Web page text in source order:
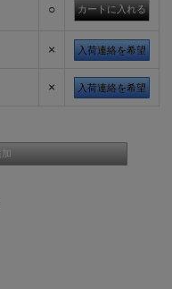
○
× 入荷連絡を希望
× 入荷連絡を希望